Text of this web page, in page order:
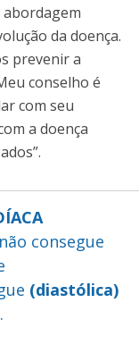
da doença.
prevenir a
conselho é
com seu
a doença
consegue
(diastólica)